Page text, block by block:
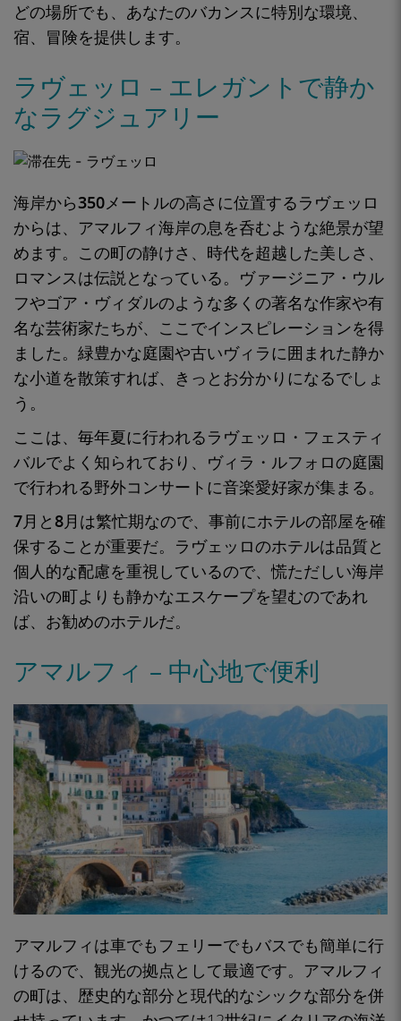
どの場所でも、あなたのバカンスに特別な環境、
宿、冒険を提供します。
ラヴェッロ – エレガントで静か
なラグジュアリー
海岸から350メートルの高さに位置するラヴェッロ
からは、 アマルフィ海岸の息を呑むような絶景が望
めます。この町の静けさ、時代を超越した美しさ、
ロマンスは伝説となっている。ヴァージニア・ウル
フやゴア・ヴィダルのような多くの著名な作家や有
名な芸術家たちが、ここでインスピレーションを得
ました。 緑豊かな庭園や古いヴィラに囲まれた静か
な小道を散策すれば、きっとお分かりになるでしょ
う。
ここは、 毎年夏に行われるラヴェッロ・フェスティ
バルでよく知られており、ヴィラ・ルフォロの庭園
で行われる野外コンサートに音楽愛好家が集まる。
7月と8月は繁忙期なので、事前にホテルの部屋を確
保することが重要だ。ラヴェッロのホテルは品質と
個人的な配慮を重視しているので、慌ただしい海岸
沿いの町よりも静かなエスケープを望むのであれ
ば、お勧めのホテルだ。
アマルフィ – 中心地で便利
アマルフィは車でもフェリーでもバスでも簡単に行
けるので、観光の拠点として最適です。アマルフィ
の町は、 歴史的な部分と現代的なシックな部分を併